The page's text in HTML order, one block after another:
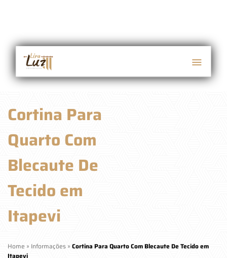
Cortina Para
Quarto Com
Blecaute De
Tecido em
Itapevi
Home » Informações » Cortina Para Quarto Com Blecaute De Tecido em
Itapevi